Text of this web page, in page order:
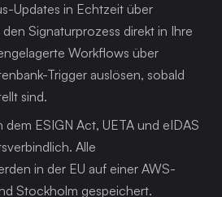
Updates in Echtzeit über
Signaturprozess direkt in Ihre
Workflows über
Trigger auslösen, sobald
sind.
ESIGN Act, UETA und eIDAS
Alle
in der EU auf einer AWS-
Stockholm gespeichert.